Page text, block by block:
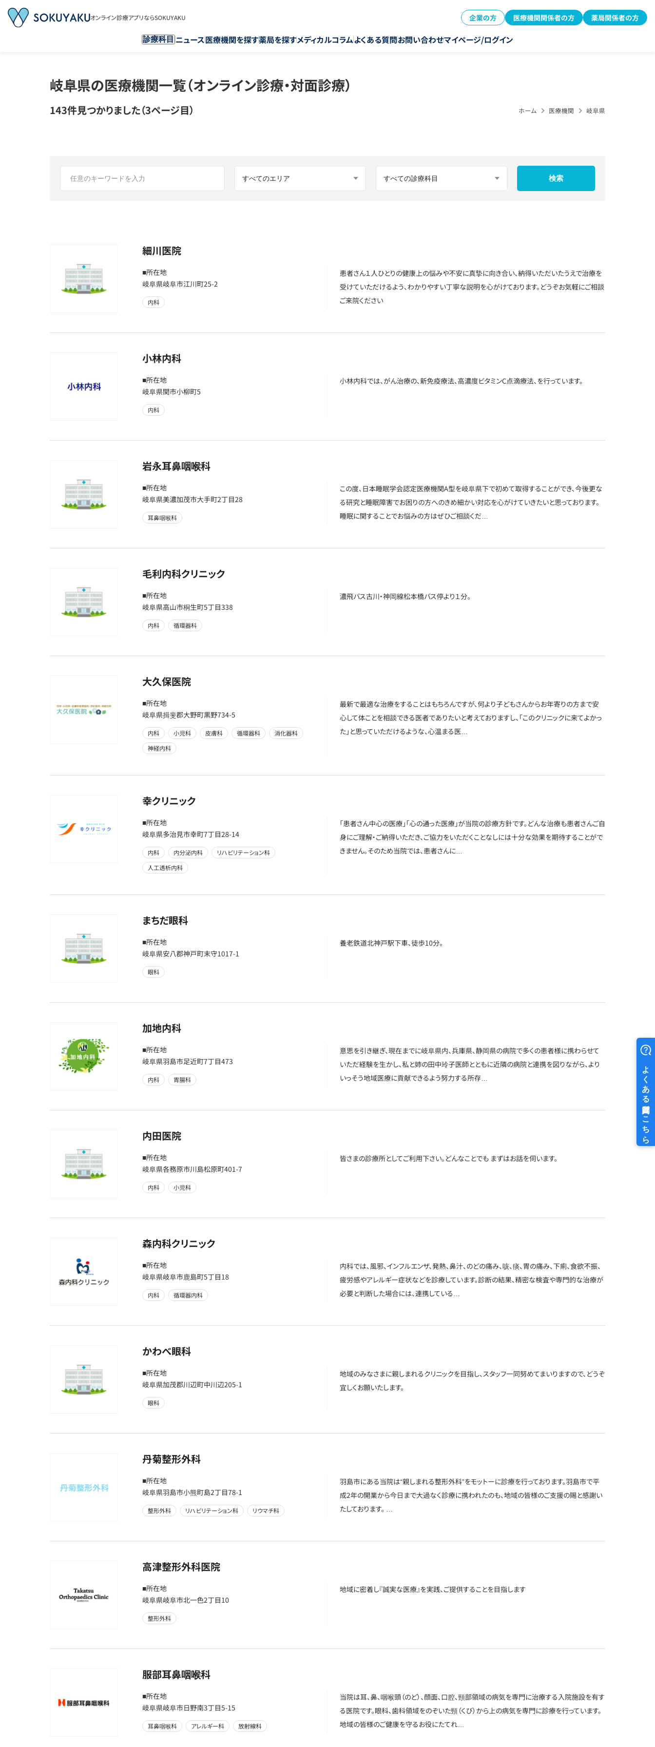
オンライン診療アプリならSOKUYAKU 企業の方 医療機関関係者の方 薬局関係者の方
診療科目 ニュース医療機関を探す薬局を探すメディカルコラムよくある質問お問い合わせマイページ/ログイン
岐阜県の医療機関一覧（オンライン診療・対面診療）
143件見つかりました（3ページ目） ホーム 医療機関 岐阜県
細川医院
■所在地
岐阜県岐阜市江川町25-2
内科
患者さん１人ひとりの健康上の悩みや不安に真摯に向き合い、納得いただいたうえで治療を
受けていただけるよう、わかりやすい丁寧な説明を心がけております。どうぞお気軽にご相談
ご来院ください
小林内科
■所在地
岐阜県関市小柳町5
内科
小林内科では、がん治療の、新免疫療法、高濃度ビタミンC点滴療法、を行っています。
岩永耳鼻咽喉科
■所在地
岐阜県美濃加茂市大手町2丁目28
耳鼻咽喉科
この度、日本睡眠学会認定医療機関A型を岐阜県下で初めて取得することができ、今後更な
る研究と睡眠障害でお困りの方へのきめ細かい対応を心がけていきたいと思っております。
睡眠に関することでお悩みの方はぜひご相談くだ…
毛利内科クリニック
■所在地
岐阜県高山市桐生町5丁目338
内科 循環器科
濃飛バス古川・神岡線松本橋バス停より１分。
大久保医院
■所在地
岐阜県揖斐郡大野町黒野734-5
内科 小児科 皮膚科 循環器科
消化器科
神経内科
最新で最適な治療をすることはもちろんですが、何より子どもさんからお年寄りの方まで安
心して体ことを相談できる医者でありたいと考えておりますし、「このクリニックに来てよかっ
た」と思っていただけるような、心温まる医…
幸クリニック
■所在地
岐阜県多治見市幸町7丁目28-14
内科 内分泌内科
リハビリテーション科
人工透析内科
「患者さん中心の医療」「心の通った医療」が当院の診療方針です。どんな治療も患者さんご自
身にご理解・ご納得いただき、ご協力をいただくことなしには十分な効果を期待することがで
きません。そのため当院では、患者さんに…
まちだ眼科
■所在地
岐阜県安八郡神戸町末守1017-1
眼科
養老鉄道北神戸駅下車、徒歩10分。
加地内科
■所在地
岐阜県羽島市足近町7丁目473
内科 胃腸科
意思を引き継ぎ、現在までに岐阜県内、兵庫県、静岡県の病院で多くの患者様に携わらせて
いただ経験を生かし、私と姉の田中玲子医師とともに近隣の病院と連携を図りながら、より
いっそう地域医療に貢献できるよう努力する所存…
内田医院
■所在地
岐阜県各務原市川島松原町401-7
内科 小児科
皆さまの診療所としてご利用下さい。どんなことでも まずはお話を伺います。
森内科クリニック
■所在地
岐阜県岐阜市鹿島町5丁目18
内科 循環器内科
内科では、風邪、インフルエンザ、発熱、鼻汁、のどの痛み、咳、痰、胃の痛み、下痢、食欲不振、
疲労感やアレルギー症状などを診療しています。診断の結果、精密な検査や専門的な治療が
必要と判断した場合には、連携している…
かわべ眼科
■所在地
岐阜県加茂郡川辺町中川辺205-1
眼科
地域のみなさまに親しまれるクリニックを目指し、スタッフ一同努めてまいりますので、どうぞ
宜しくお願いたします。
丹菊整形外科
■所在地
岐阜県羽島市小熊町島2丁目78-1
整形外科 リハビリテーション科 リウマチ科
羽島市にある当院は“親しまれる整形外科”をモットーに診療を行っております。羽島市で平
成2年の開業から今日まで大過なく診療に携われたのも、地域の皆様のご支援の賜と感謝い
たしております。 …
高津整形外科医院
■所在地
岐阜県岐阜市北一色2丁目10
整形外科
地域に密着し『誠実な医療』を実践、ご提供することを目指します
服部耳鼻咽喉科
■所在地
岐阜県岐阜市日野南3丁目5-15
耳鼻咽喉科 アレルギー科 放射線科
当院は耳、鼻、咽喉頭（のど）、顔面、口腔、頸部領域の病気を専門に治療する入院施設を有す
る医院です。眼科、歯科領域をのぞいた頸（くび）から上の病気を専門に診療を行っています。
地域の皆様のご健康を守るお役にたてれ…